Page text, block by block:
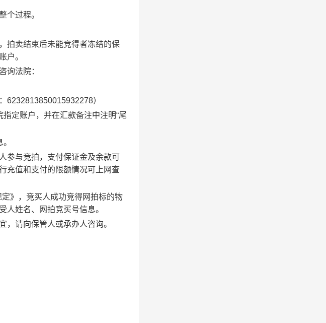
个过程。
拍卖结束后未能竞得者冻结的保
户。
询法院：
6232813850015932278）
定账户，并在汇款备注中注明“尾
参与竞拍，支付保证金及余款可
充值和支付的限额情况可上网查
》，竞买人成功竞得网拍标的物
人姓名、网拍竞买号信息。
，请向保管人或承办人咨询。